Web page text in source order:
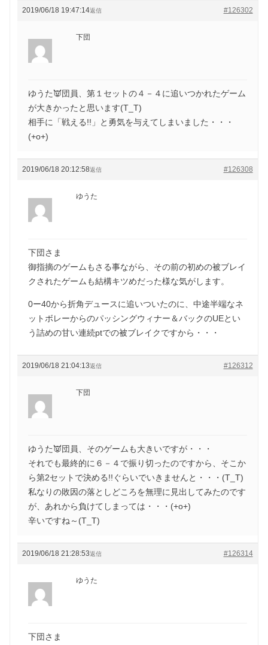
2019/06/18 19:47:14 #126302
返信
下団
ゆうた👿団員、第１セットの４－４に追いつかれたゲーム
が大きかったと思います(T_T)
相手に「戦える!!」と勇気を与えてしまいました・・・
(+o+)
2019/06/18 20:12:58 #126308
返信
ゆうた
下団さま
御指摘のゲームもさる事ながら、その前の初めの被ブレイ
クされたゲームも結構キツめだった様な気がします。
0ー40から折角デュースに追いついたのに、中途半端なネ
ットボレーからのパッシングウィナー＆バックのUEとい
う詰めの甘い連続ptでの被ブレイクですから・・・
2019/06/18 21:04:13 #126312
返信
下団
ゆうた👿団員、そのゲームも大きいですが・・・
それでも最終的に６－４で振り切ったのですから、そこか
ら第2セットで決める!!ぐらいでいきませんと・・・(T_T)
私なりの敗因の落としどころを無理に見出してみたのです
が、あれから負けてしまっては・・・(+o+)
辛いですね～(T_T)
2019/06/18 21:28:53 #126314
返信
ゆうた
下団さま